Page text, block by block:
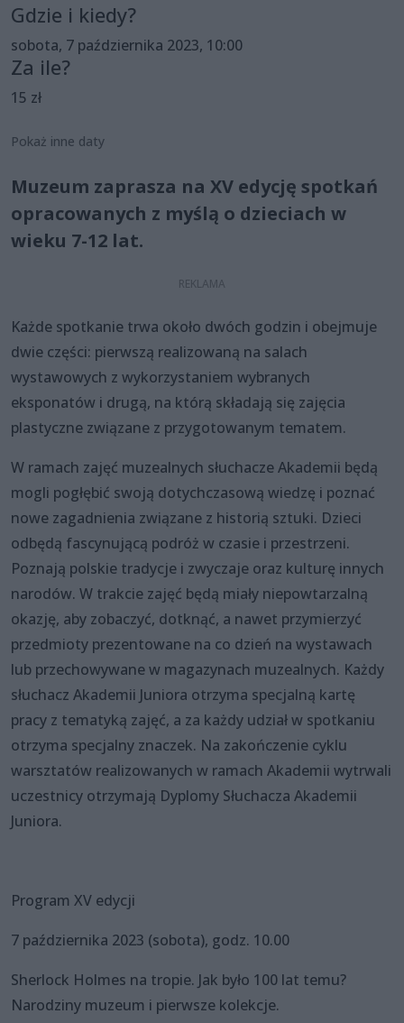
Gdzie i kiedy?
sobota, 7 października 2023, 10:00
Za ile?
15 zł
Pokaż inne daty
Muzeum zaprasza na XV edycję spotkań
opracowanych z myślą o dzieciach w
wieku 7-12 lat.
Każde spotkanie trwa około dwóch godzin i obejmuje
dwie części: pierwszą realizowaną na salach
wystawowych z wykorzystaniem wybranych
eksponatów i drugą, na którą składają się zajęcia
plastyczne związane z przygotowanym tematem.
W ramach zajęć muzealnych słuchacze Akademii będą
mogli pogłębić swoją dotychczasową wiedzę i poznać
nowe zagadnienia związane z historią sztuki. Dzieci
odbędą fascynującą podróż w czasie i przestrzeni.
Poznają polskie tradycje i zwyczaje oraz kulturę innych
narodów. W trakcie zajęć będą miały niepowtarzalną
okazję, aby zobaczyć, dotknąć, a nawet przymierzyć
przedmioty prezentowane na co dzień na wystawach
lub przechowywane w magazynach muzealnych. Każdy
słuchacz Akademii Juniora otrzyma specjalną kartę
pracy z tematyką zajęć, a za każdy udział w spotkaniu
otrzyma specjalny znaczek. Na zakończenie cyklu
warsztatów realizowanych w ramach Akademii wytrwali
uczestnicy otrzymają Dyplomy Słuchacza Akademii
Juniora.
Program XV edycji
7 października 2023 (sobota), godz. 10.00
Sherlock Holmes na tropie. Jak było 100 lat temu?
Narodziny muzeum i pierwsze kolekcje.